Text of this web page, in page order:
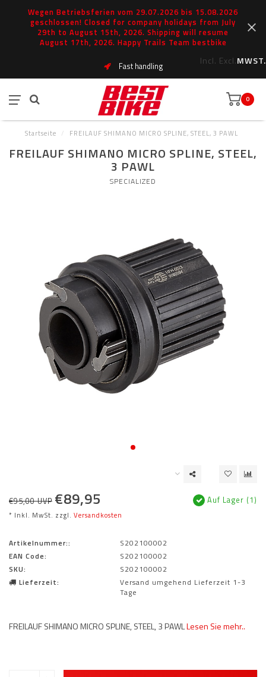
Wegen Betriebsferien vom 29.07.2026 bis 15.08.2026
geschlossen! Closed for company holidays from July
29th to August 15th, 2026. Shipping will resume
August 17th, 2026. Happy Trails Team bestbike
Incl. Excl.MWST.
Fast handling
0
Startseite / FREILAUF SHIMANO MICRO SPLINE, STEEL, 3 PAWL
FREILAUF SHIMANO MICRO SPLINE, STEEL,
3 PAWL
SPECIALIZED
€95,00 UVP €89,95
* Inkl. MwSt. zzgl. Versandkosten
Auf Lager (1)
Artikelnummer::
S202100002
EAN Code:
S202100002
SKU:
S202100002
Lieferzeit:
Versand umgehend Lieferzeit 1-3
Tage
FREILAUF SHIMANO MICRO SPLINE, STEEL, 3 PAWLLesen Sie mehr..